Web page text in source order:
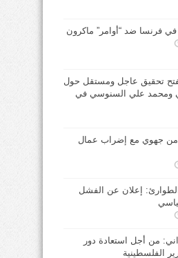
فرنسا ضد “أوامر” ماكرون
تحقيق عاجل ومستقل حول
ومحمد علي السنوسي في
جهوي مع إضراب عمال
الطوارئ: إعلان عن الفشل
من أجل استعادة دور
الفلسطينية